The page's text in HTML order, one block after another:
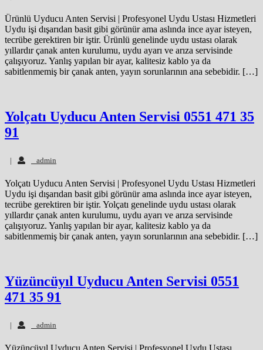
Ürünlü Uyducu Anten Servisi | Profesyonel Uydu Ustası Hizmetleri
Uydu işi dışarıdan basit gibi görünür ama aslında ince ayar isteyen,
tecrübe gerektiren bir iştir. Ürünlü genelinde uydu ustası olarak
yıllardır çanak anten kurulumu, uydu ayarı ve arıza servisinde
çalışıyoruz. Yanlış yapılan bir ayar, kalitesiz kablo ya da
sabitlenmemiş bir çanak anten, yayın sorunlarının ana sebebidir. […]
Yolçatı Uyducu Anten Servisi 0551 471 35
91
| admin
Yolçatı Uyducu Anten Servisi | Profesyonel Uydu Ustası Hizmetleri
Uydu işi dışarıdan basit gibi görünür ama aslında ince ayar isteyen,
tecrübe gerektiren bir iştir. Yolçatı genelinde uydu ustası olarak
yıllardır çanak anten kurulumu, uydu ayarı ve arıza servisinde
çalışıyoruz. Yanlış yapılan bir ayar, kalitesiz kablo ya da
sabitlenmemiş bir çanak anten, yayın sorunlarının ana sebebidir. […]
Yüzüncüyıl Uyducu Anten Servisi 0551
471 35 91
| admin
Yüzüncüyıl Uyducu Anten Servisi | Profesyonel Uydu Ustası